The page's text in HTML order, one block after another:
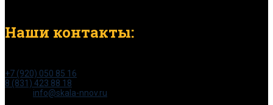
Наши контакты:
+7 (920) 050 85 16
8 (831) 423 88 18
info@skala-nnov.ru